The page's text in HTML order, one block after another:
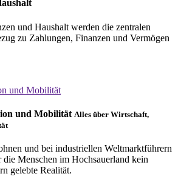
und Haushalt werden die zentralen
zu Zahlungen, Finanzen und Vermögen
und Mobilität
und Mobilität Alles über Wirtschaft,
und bei industriellen Weltmarktführern
die Menschen im Hochsauerland kein
gelebte Realität.